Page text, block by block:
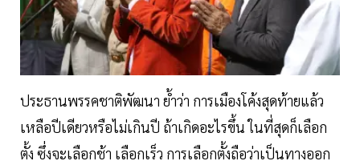
ประธานพรรคชาติพัฒนา ย้ำว่า การเมืองโค้งสุดท้ายแล้ว
เหลือปีเดียวหรือไม่เกินปี ถ้าเกิดอะไรขึ้น ในที่สุดก็เลือก
ตั้ง ซึ่งจะเลือกช้า เลือกเร็ว การเลือกตั้งถือว่าเป็นทางออก